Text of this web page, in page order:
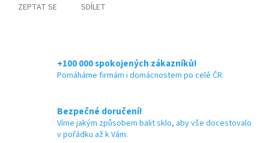
ZEPTAT SE SDÍLET
+100 000 spokojených zákazníků!
Pomáháme firmám i domácnostem po celé ČR.
Bezpečné doručení!
Víme jakým způsobem balit sklo, aby vše docestovalo
v pořádku až k Vám.